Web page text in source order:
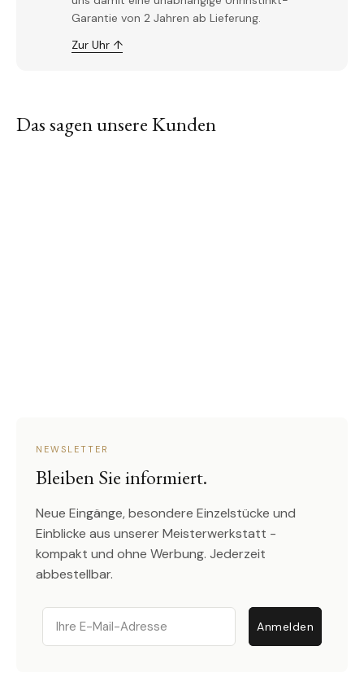
Garantie von 2 Jahren ab Lieferung.
Zur Uhr ↑
Das sagen unsere Kunden
NEWSLETTER
Bleiben Sie informiert.
Neue Eingänge, besondere Einzelstücke und
Einblicke aus unserer Meisterwerkstatt -
kompakt und ohne Werbung. Jederzeit
abbestellbar.
Email
Anmelden